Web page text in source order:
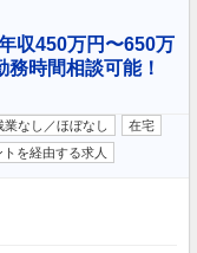
収450万円〜650万
時間相談可能！
業なし／ほぼなし
在宅
を経由する求人